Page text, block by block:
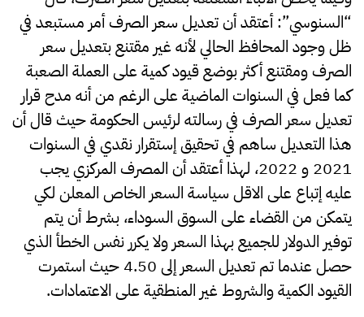
“السنوسي”: أعتقد أن تعديل سعر الصرف أمر مستبعد في
ظل وجود المحافظ الحالي لأنه غير مقتنع بتعديل سعر
الصرف ومقتنع أكثر بوضع قيود كمية على العملة الصعبة
كما فعل في السنوات الماضية على الرغم من أنه مدح قرار
تعديل سعر الصرف في رسالته لرئيس الحكومة حيث قال أن
هذا التعديل ساهم في تحقيق إستقرار نقدي في السنوات
2021 و 2022، لهذا أعتقد أن المصرف المركزي يجب
عليه إتباع على الاقل سياسة السعر الخاص المعلن لكي
يتمكن من القضاء على السوق السوداء، بشرط أن يتم
توفير الدولار للجميع بهذا السعر ولا يكرر نفس الخطأ الذي
حصل عندما تم تعديل السعر إلى 4.50 حيث استمرت
القيود الكمية والشروط غير المنطقية على الاعتمادات.